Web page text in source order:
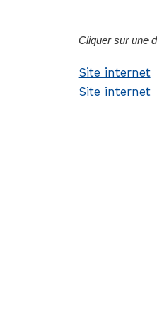
Cliquer sur une
Site internet
Site internet